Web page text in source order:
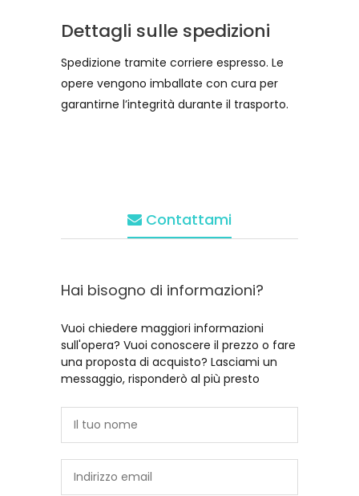
Dettagli sulle spedizioni
Spedizione tramite corriere espresso. Le
opere vengono imballate con cura per
garantirne l’integrità durante il trasporto.
Contattami
Hai bisogno di informazioni?
Vuoi chiedere maggiori informazioni
sull'opera? Vuoi conoscere il prezzo o fare
una proposta di acquisto? Lasciami un
messaggio, risponderò al più presto